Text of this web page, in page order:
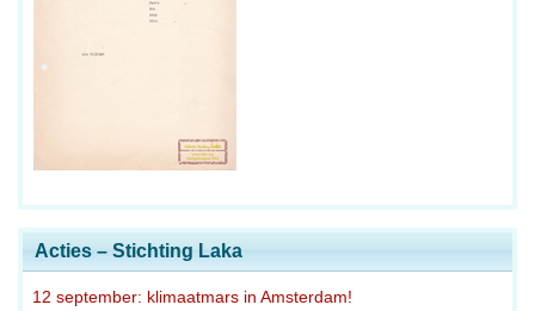
Acties – Stichting Laka
12 september: klimaatmars in Amsterdam!